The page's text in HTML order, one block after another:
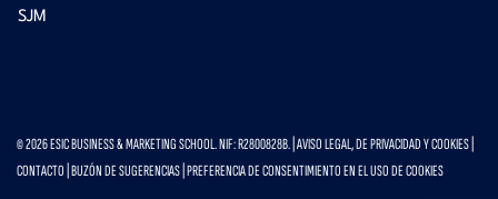
SJM
© 2026 ESIC BUSINESS & MARKETING SCHOOL. NIF: R2800828B. | AVISO LEGAL, DE PRIVACIDAD Y COOKIES
CONTACTO BUZÓN DE SUGERENCIAS PREFERENCIA DE CONSENTIMIENTO EN EL USO DE COOKIES